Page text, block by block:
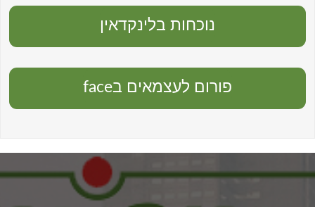
נוכחות בלינקדאין
פורום לעצמאים בface